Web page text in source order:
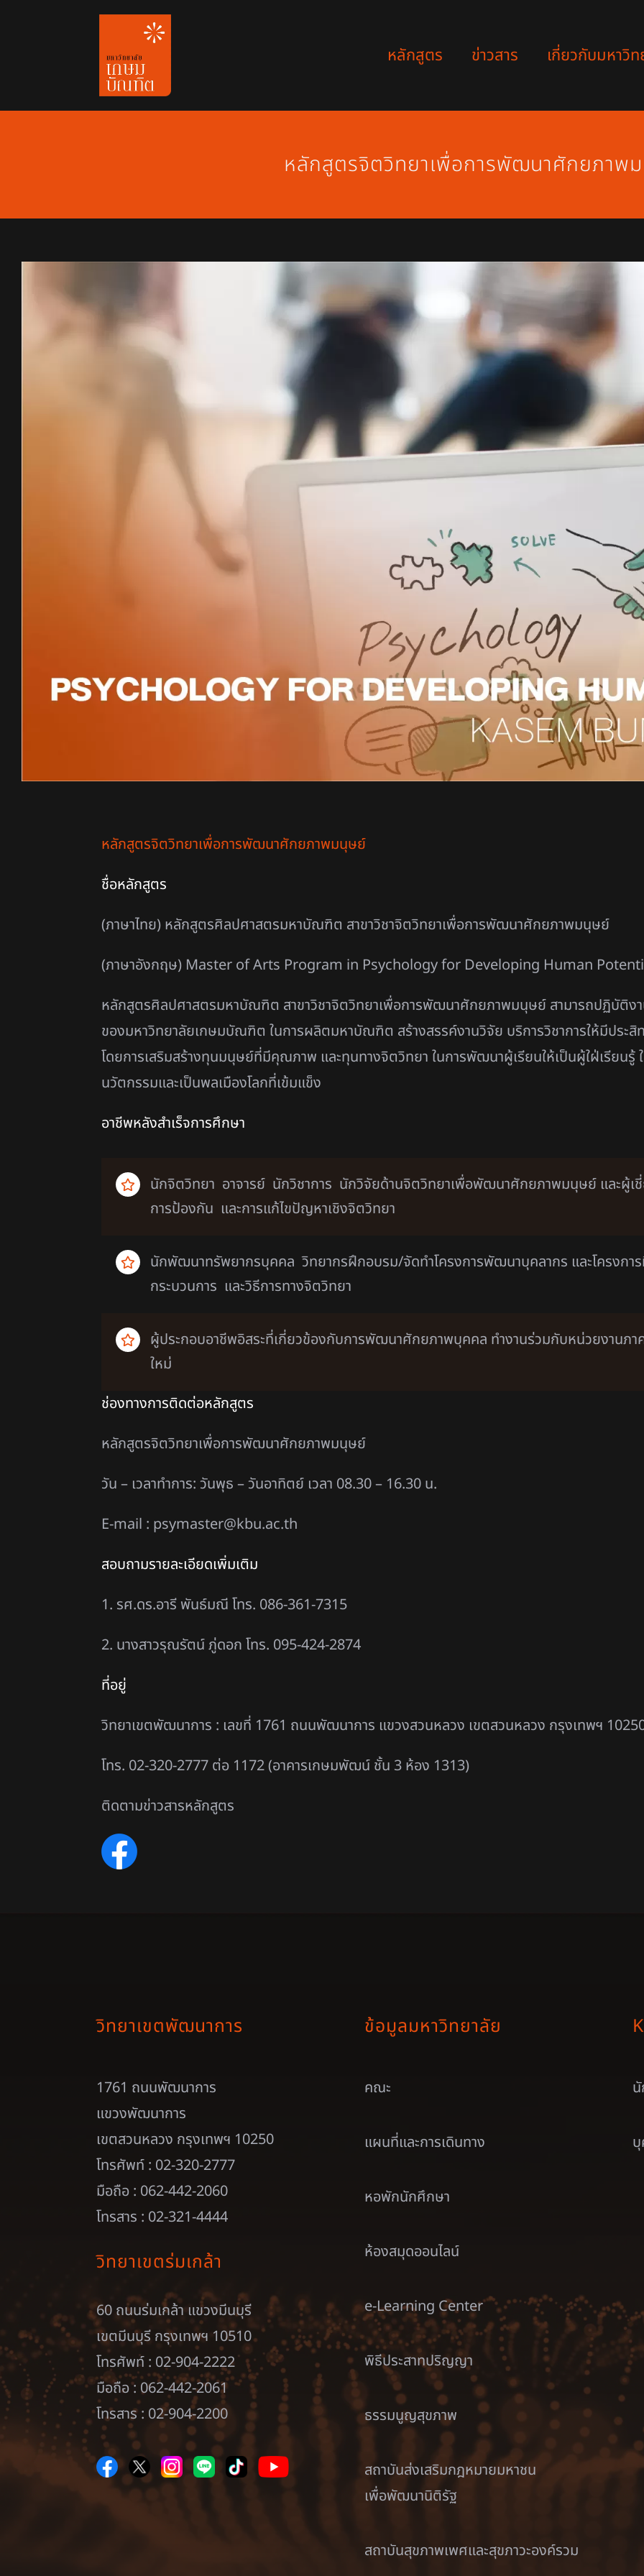
หลักสูตร ข่าวสาร เกี่ยวกับมหาวิ
หลักสูตรจิตวิทยาเพื่อการพัฒนาศักยภาพ
Larger
หลักสูตรจิตวิทยาเพื่อการพัฒนาศักยภาพมนุษย์
ชื่อหลักสูตร
(ภาษาไทย) หลักสูตรศิลปศาสตรมหาบัณฑิต สาขาวิชาจิตวิทยาเพื่อการพัฒนาศักยภาพมนุษย์
(ภาษาอังกฤษ) Master of Arts Program in Psychology for Developing Human
หลักสูตรศิลปศาสตรมหาบัณฑิต สาขาวิชาจิตวิทยาเพื่อการพัฒนาศักยภาพมนุษย์ สามารถปฏิบัติง
ของมหาวิทยาลัยเกษมบัณฑิต ในการผลิตมหาบัณฑิต สร้างสรรค์งานวิจัย บริการวิชาการให้มีประ
โดยการเสริมสร้างทุนมนุษย์ที่มีคุณภาพ และทุนทางจิตวิทยา ในการพัฒนาผู้เรียนให้เป็นผู้ใฝ่เรียน
นวัตกรรมและเป็นพลเมืองโลกที่เข้มแข็ง
อาชีพหลังสำเร็จการศึกษา
นักจิตวิทยา อาจารย์ นักวิชาการ นักวิจัยด้านจิตวิทยาเพื่อพัฒนาศักยภาพมนุษย์ และผู้
การป้องกัน และการแก้ไขปัญหาเชิงจิตวิทยา
นักพัฒนาทรัพยากรบุคคล วิทยากรฝึกอบรม/จัดทำโครงการพัฒนาบุคลากร และโครงกา
กระบวนการ และวิธีการทางจิตวิทยา
ผู้ประกอบอาชีพอิสระที่เกี่ยวข้องกับการพัฒนาศักยภาพบุคคล ทำงานร่วมกับหน่วยงานภา
ใหม่
ช่องทางการติดต่อหลักสูตร
หลักสูตรจิตวิทยาเพื่อการพัฒนาศักยภาพมนุษย์
วัน – เวลาทำการ: วันพุธ – วันอาทิตย์ เวลา 08.30 – 16.30 น.
E-mail : psymaster@kbu.ac.th
สอบถามรายละเอียดเพิ่มเติม
1. รศ.ดร.อารี พันธ์มณี โทร. 086-361-7315
2. นางสาวรุณรัตน์ ภู่ดอก โทร. 095-424-2874
ที่อยู่
วิทยาเขตพัฒนาการ : เลขที่ 1761 ถนนพัฒนาการ แขวงสวนหลวง เขตสวนหลวง กรุงเทพฯ
โทร. 02-320-2777 ต่อ 1172 (อาคารเกษมพัฒน์ ชั้น 3 ห้อง 1313)
ติดตามข่าวสารหลักสูตร
วิทยาเขตพัฒนาการ
1761 ถนนพัฒนาการ
แขวงพัฒนาการ
เขตสวนหลวง กรุงเทพฯ 10250
โทรศัพท์ : 02-320-2777
มือถือ : 062-442-2060
โทรสาร : 02-321-4444
วิทยาเขตร่มเกล้า
60 ถนนร่มเกล้า แขวงมีนบุรี
เขตมีนบุรี กรุงเทพฯ 10510
โทรศัพท์ : 02-904-2222
มือถือ : 062-442-2061
โทรสาร : 02-904-2200
ข้อมูลมหาวิทยาลัย
คณะ
แผนที่และการเดินทาง
หอพักนักศึกษา
ห้องสมุดออนไลน์
e-Learning Center
พิธีประสาทปริญญา
ธรรมนูญสุขภาพ
สถาบันส่งเสริมกฎหมายมหาชน
เพื่อพัฒนานิติรัฐ
สถาบันสุขภาพเพศและสุขภาวะองค์รวม